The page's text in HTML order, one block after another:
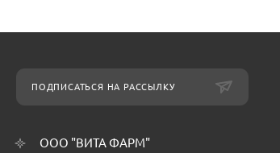
ПОДПИСАТЬСЯ НА РАССЫЛКУ
ООО "ВИТА ФАРМ"